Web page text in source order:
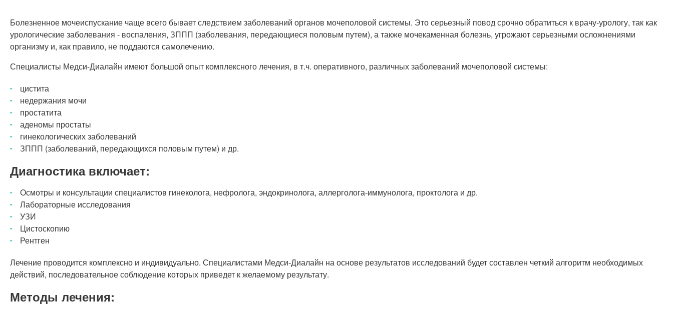
Болезненное мочеиспускание чаще всего бывает следствием заболеваний органов мочеполовой системы. Это серьезный повод срочно обратиться к врачу-урологу, так как
урологические заболевания - воспаления, ЗППП (заболевания, передающиеся половым путем), а также мочекаменная болезнь, угрожают серьезными осложнениями
организму и, как правило, не поддаются самолечению.
Специалисты Медси-Диалайн имеют большой опыт комплексного лечения, в т.ч. оперативного, различных заболеваний мочеполовой системы:
цистита
недержания мочи
простатита
аденомы простаты
гинекологических заболеваний
ЗППП (заболеваний, передающихся половым путем) и др.
Диагностика включает:
Осмотры и консультации специалистов гинеколога, нефролога, эндокринолога, аллерголога-иммунолога, проктолога и др.
Лабораторные исследования
УЗИ
Цистоскопию
Рентген
Лечение проводится комплексно и индивидуально. Специалистами Медси-Диалайн на основе результатов исследований будет составлен четкий алгоритм необходимых
действий, последовательное соблюдение которых приведет к желаемому результату.
Методы лечения: